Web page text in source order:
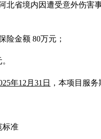
北省境内因遭受意外伤害
险金额 80万元；
年12月31日 ，本项目服
标准